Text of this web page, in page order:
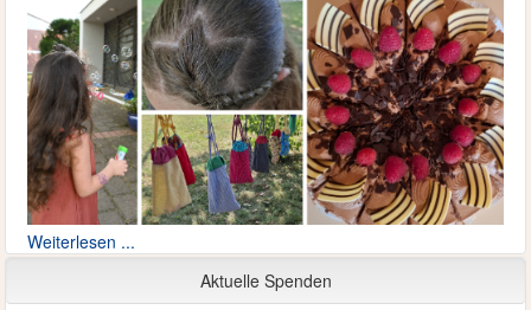
Weiterlesen ...
Aktuelle Spenden